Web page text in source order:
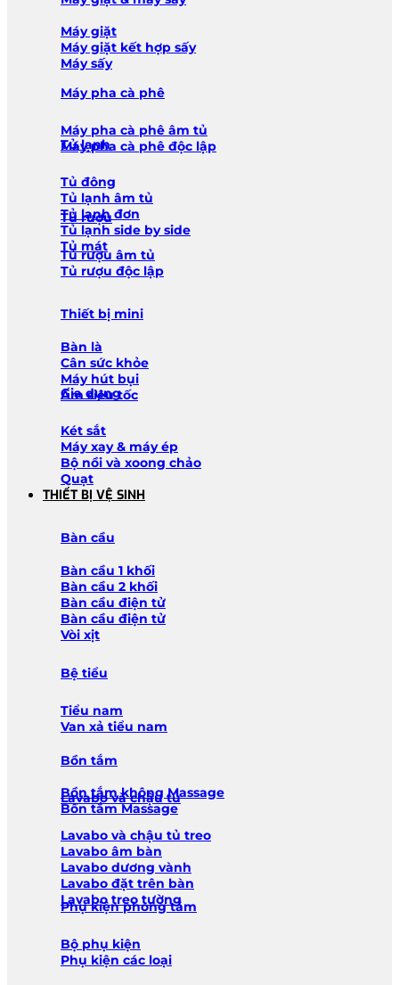
Máy giặt
Máy giặt kết hợp sấy
Máy sấy
Máy pha cà phê
Máy pha cà phê âm tủ
Máy pha cà phê độc lập
Tủ lạnh
Tủ đông
Tủ lạnh âm tủ
Tủ lạnh đơn
Tủ lạnh side by side
Tủ mát
Tủ rượu
Tủ rượu âm tủ
Tủ rượu độc lập
Thiết bị mini
Bàn là
Cân sức khỏe
Máy hút bụi
Ấm siêu tốc
Gia dụng
Két sắt
Máy xay & máy ép
Bộ nồi và xoong chảo
Quạt
THIẾT BỊ VỆ SINH
Bàn cầu
Bàn cầu 1 khối
Bàn cầu 2 khối
Bàn cầu điện tử
Bàn cầu điện tử
Vòi xịt
Bệ tiểu
Tiểu nam
Van xả tiểu nam
Bồn tắm
Bồn tắm không Massage
Bồn tắm Massage
Lavabo và chậu tủ
Lavabo và chậu tủ treo
Lavabo âm bàn
Lavabo dương vành
Lavabo đặt trên bàn
Lavabo treo tường
Phụ kiện phòng tắm
Bộ phụ kiện
Phụ kiện các loại